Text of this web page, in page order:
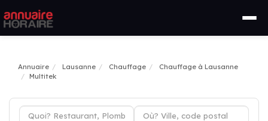
Annuaire Lausanne Chauffage
Chauffage à Lausanne
Multitek